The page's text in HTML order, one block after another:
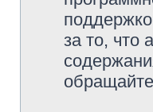
за то, что